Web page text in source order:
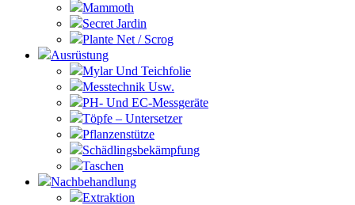
Mammoth
Secret Jardin
Plante Net / Scrog
Ausrüstung
Mylar Und Teichfolie
Messtechnik Usw.
PH- Und EC-Messgeräte
Töpfe – Untersetzer
Pflanzenstütze
Schädlingsbekämpfung
Taschen
Nachbehandlung
Extraktion